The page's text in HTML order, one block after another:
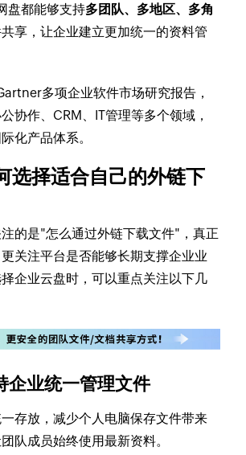
盘都能够支持多团队、多地区、多角
享，让企业建立更加统一的资料管
多项企业软件市场研究报告，
协作、CRM、IT管理等多个领域，
化产品体系。
选择适合自己的外链下
的是"怎么通过外链下载文件"，真正
关注平台是否能够长期支撑企业业
企业云盘时，可以重点关注以下几
企业统一管理文件
存放，减少个人电脑保存文件带来
队成员始终使用最新资料。